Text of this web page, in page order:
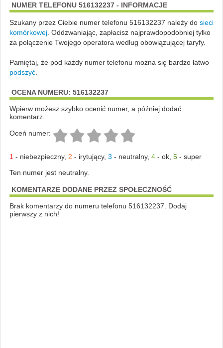
NUMER TELEFONU 516132237 - INFORMACJE
Szukany przez Ciebie numer telefonu 516132237 należy do sieci
komórkowej. Oddzwaniając, zapłacisz najprawdopodobniej tylko
za połączenie Twojego operatora według obowiązującej taryfy.
Pamiętaj, że pod każdy numer telefonu można się bardzo łatwo
podszyć.
OCENA NUMERU: 516132237
Wpierw możesz szybko ocenić numer, a później dodać
komentarz.
Oceń numer:
1 - niebezpieczny, 2 - irytujący, 3 - neutralny, 4- ok, 5- super
Ten numer jest neutralny.
KOMENTARZE DODANE PRZEZ SPOŁECZNOŚĆ
Brak komentarzy do numeru telefonu 516132237. Dodaj
pierwszy z nich!